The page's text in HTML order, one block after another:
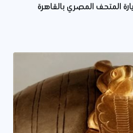
المتحف المصري بالقاهرة